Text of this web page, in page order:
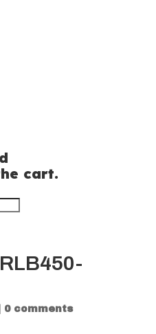
cart.
0 comments